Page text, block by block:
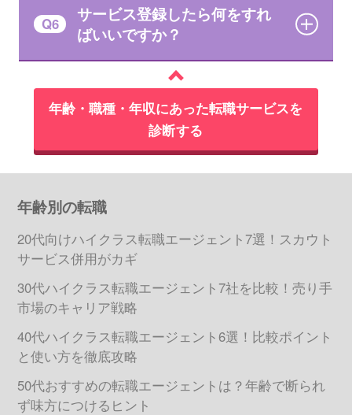
Q6
サービス登録したら何をすれ
ばいいですか？
年齢・職種・年収にあった転職サービスを
診断する
年齢別の転職
20代向けハイクラス転職エージェント7選！スカウト
サービス併用がカギ
30代ハイクラス転職エージェント7社を比較！売り手
市場のキャリア戦略
40代ハイクラス転職エージェント6選！比較ポイント
と使い方を徹底攻略
50代おすすめの転職エージェントは？年齢で断られ
ず味方につけるヒント